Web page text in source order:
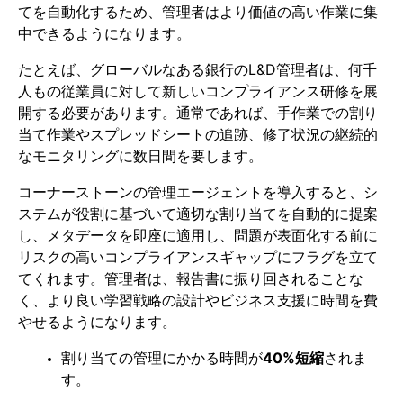
てを自動化するため、管理者はより価値の高い作業に集
中できるようになります。
たとえば、グローバルなある銀行のL&D管理者は、何千
人もの従業員に対して新しいコンプライアンス研修を展
開する必要があります。通常であれば、手作業での割り
当て作業やスプレッドシートの追跡、修了状況の継続的
なモニタリングに数日間を要します。
コーナーストーンの管理エージェントを導入すると、シ
ステムが役割に基づいて適切な割り当てを自動的に提案
し、メタデータを即座に適用し、問題が表面化する前に
リスクの高いコンプライアンスギャップにフラグを立て
てくれます。管理者は、報告書に振り回されることな
く、より良い学習戦略の設計やビジネス支援に時間を費
やせるようになります。
割り当ての管理にかかる時間が40%短縮されま
す。